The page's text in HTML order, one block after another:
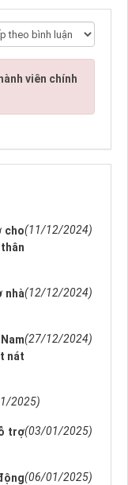
viên chính
cho(11/12/2024)
nhà(12/12/2024)
nát
(27/12/2024)
2025)
trợ(03/01/2025)
(06/01/2025)